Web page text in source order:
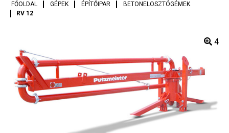
FŐOLDAL GÉPEK ÉPÍTŐIPAR
BETONELOSZTÓGÉMEK
RV 12
4